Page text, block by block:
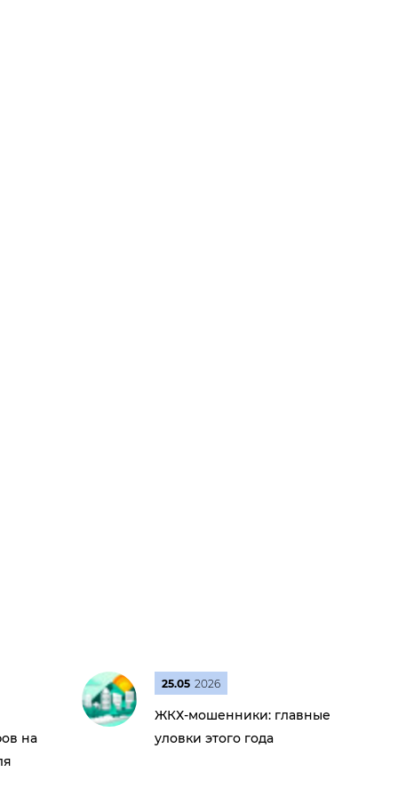
на
25.05 2026
ЖКХ-мошенники: главные
уловки этого года